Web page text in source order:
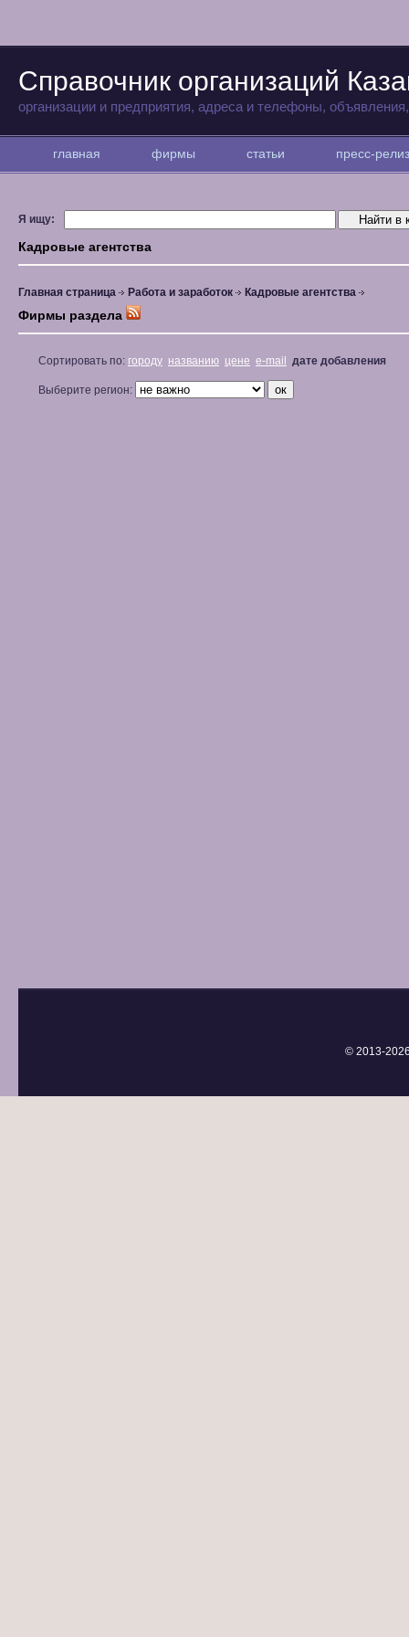
Справочник организаций
организации и предприятия, адреса и телефоны,
главная фирмы статьи пресс-
Я ищу:
Кадровые агентства
Главная страница Работа и заработок Кадровые агентства
Фирмы раздела
Сортировать по: городу названию цене e-mail дате добавления
Выберите регион:
© 2013-